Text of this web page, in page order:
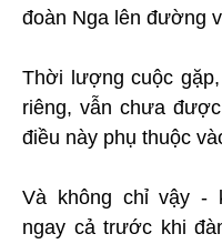
đoàn Nga lên đường
Thời lượng cuộc
riêng, vẫn chưa
điều này phụ thuộc
Và không chỉ vậy -
ngay cả trước khi